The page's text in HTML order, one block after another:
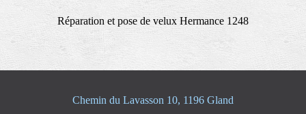
Réparation et pose de velux Hermance 1248
Chemin du Lavasson 10, 1196 Gland